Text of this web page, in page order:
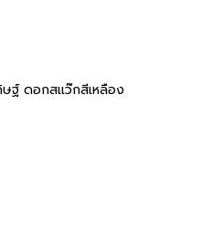
ฐ์ ดอกสแว๊กสีเหลือง